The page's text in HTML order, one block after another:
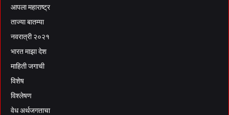
आपला महाराष्ट्र
ताज्या बातम्या
नवरात्री २०२१
भारत माझा देश
माहिती जगाची
विशेष
विश्लेषण
वेध अर्थजगताचा